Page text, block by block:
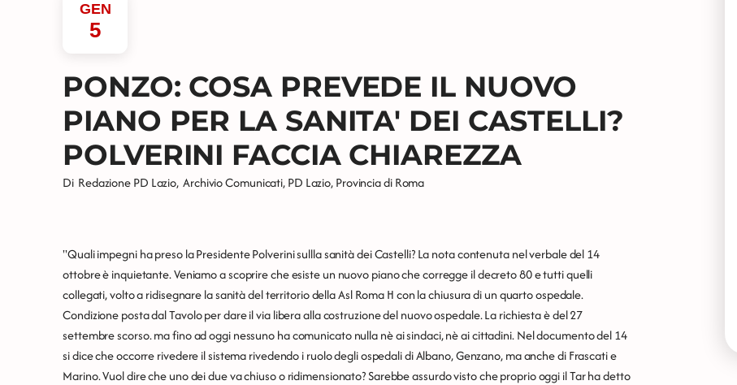
GEN
5
PONZO: COSA PREVEDE IL NUOVO
PIANO PER LA SANITA' DEI CASTELLI?
POLVERINI FACCIA CHIAREZZA
Di Redazione PD Lazio, Archivio Comunicati,PD Lazio,Provincia di Roma
"Quali impegni ha preso la Presidente Polverini sullla sanità dei Castelli? La nota contenuta nel verbale del 14
ottobre è inquietante. Veniamo a scoprire che esiste un nuovo piano che corregge il decreto 80 e tutti quelli
collegati, volto a ridisegnare la sanità del territorio della Asl Roma H con la chiusura di un quarto ospedale.
Condizione posta dal Tavolo per dare il via libera alla costruzione del nuovo ospedale. La richiesta è del 27
settembre scorso. ma fino ad oggi nessuno ha comunicato nulla nè ai sindaci, nè ai cittadini. Nel documento del 14
si dice che occorre rivedere il sistema rivedendo i ruolo degli ospedali di Albano, Genzano, ma anche di Frascati e
Marino. Vuol dire che uno dei due va chiuso o ridimensionato? Sarebbe assurdo visto che proprio oggi il Tar ha detto